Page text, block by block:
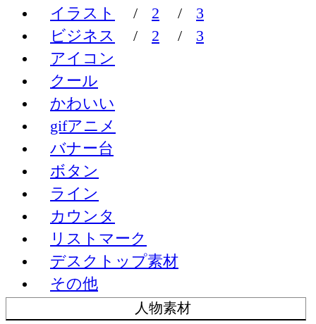
イラスト
/ 2 /
3
ビジネス
/ 2 /
3
アイコン
クール
かわいい
gifアニメ
バナー台
ボタン
ライン
カウンタ
リストマーク
デスクトップ素材
その他
人物素材